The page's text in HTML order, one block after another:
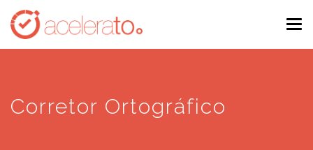
Skip
main
Corretor Ortográfico